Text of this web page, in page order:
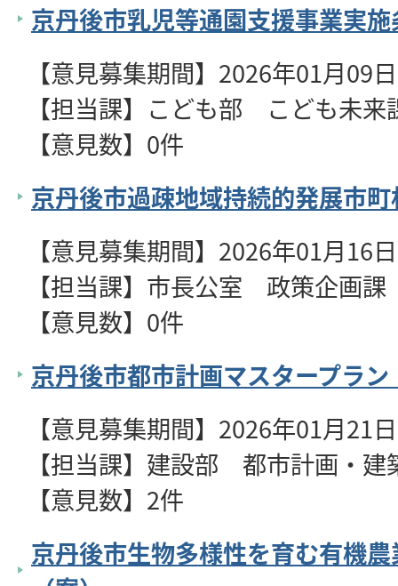
京丹後市乳児等通園支援事業実
【意見募集期間】2026年01月09
【担当課】こども部 こども未来
【意見数】0件
京丹後市過疎地域持続的発展市
【意見募集期間】2026年01月16
【担当課】市長公室 政策企画課
【意見数】0件
京丹後市都市計画マスタープラン
【意見募集期間】2026年01月21
【担当課】建設部 都市計画・建
【意見数】2件
京丹後市生物多様性を育む有機